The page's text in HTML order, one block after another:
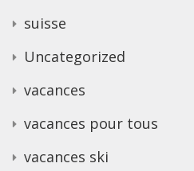
suisse
Uncategorized
vacances
vacances pour tous
vacances ski